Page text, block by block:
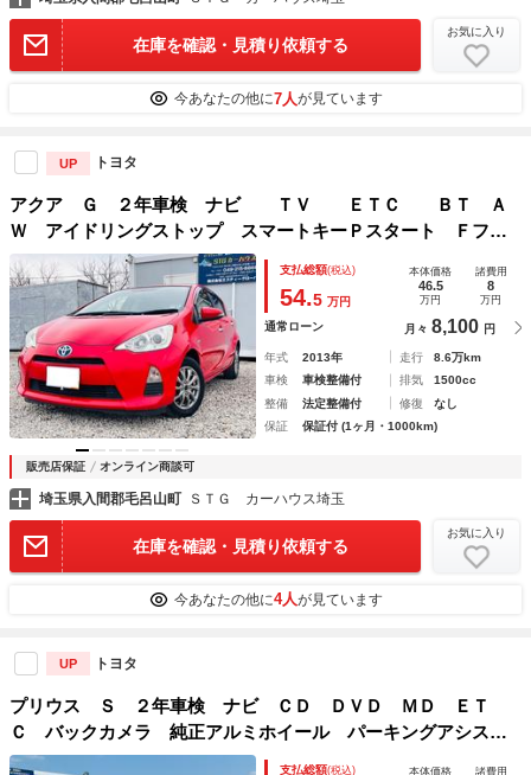
在庫を確認・見積り依頼する
お気に入り
今あなたの他に7人が見ています
UP トヨタ
アクア Ｇ ２年車検 ナビ ＴＶ ＥＴＣ ＢＴ Ａ
Ｗ アイドリングストップ スマートキーＰスタート Ｆフォ
グランプ ウィンカーミラーＬＥＤライト オートＡＣ／ライ
ト ＤＶＤ シートヒーター禁煙車 ワンオーナ
支払総額(税込)
54.5 万円
本体価格
46.5
万円
諸費用
8
万円
通常ローン 月々 8,100 円
年式 2013年 走行
8.6万km
車検
車検整備付 排気
1500cc
整備
法定整備付 修復
なし
保証
保証付 (1ヶ月・1000km)
販売店保証 オンライン商談可
埼玉県入間郡毛呂山町 ＳＴＧ カーハウス埼玉
在庫を確認・見積り依頼する
お気に入り
今あなたの他に4人が見ています
UP トヨタ
プリウス Ｓ ２年車検 ナビ ＣＤ ＤＶＤ ＭＤ ＥＴ
Ｃ バックカメラ 純正アルミホイール パーキングアシス
ト アイドリングストップ オートＡＣ／ライト フォグラン
支払総額(税込) 本体価格 諸費用